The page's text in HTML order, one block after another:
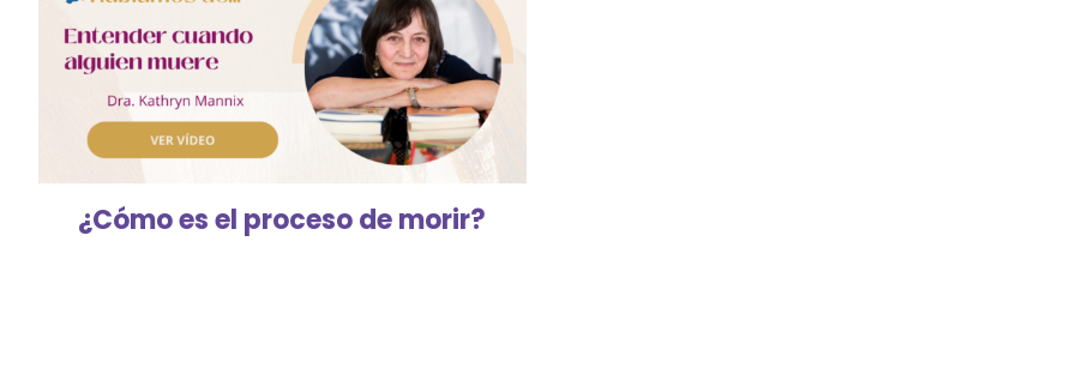
¿Cómo es el proceso de morir?